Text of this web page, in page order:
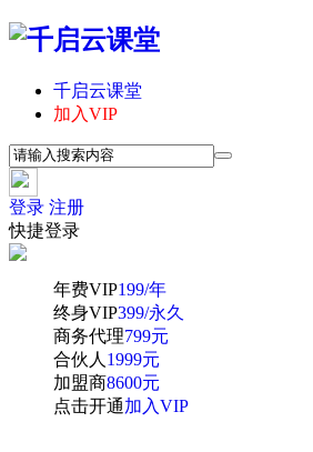
千启云课堂
加入VIP
登录 注册
快捷登录
年费VIP199/年
终身VIP399/永久
商务代理799元
合伙人 1999元
加盟商8600元
点击开通加入VIP